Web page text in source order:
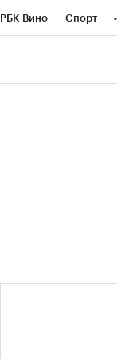
РБК Вино Спорт